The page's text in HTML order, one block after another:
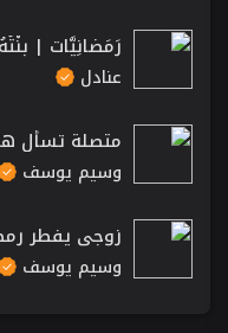
رَمَضانِيَّات |
عنادل
وسيم يوسف
وسيم يوسف